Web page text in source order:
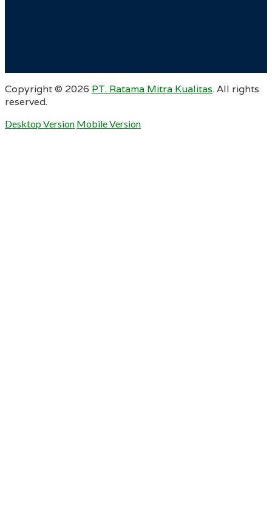
Copyright © 2026 PT. Ratama Mitra Kualitas. All rights
reserved.
Desktop Version Mobile Version